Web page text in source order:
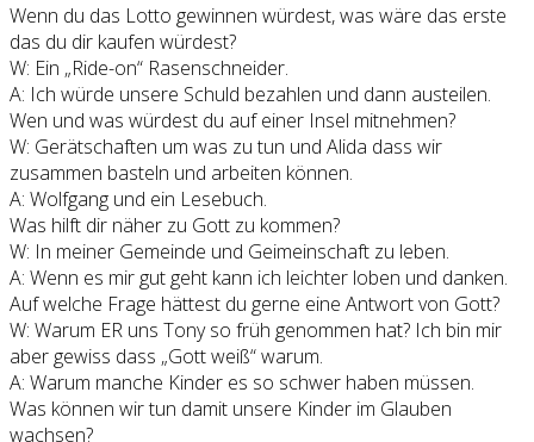
Wenn du das Lotto gewinnen würdest, was wäre das erste
das du dir kaufen würdest?
W: Ein „Ride-on“ Rasenschneider.
A: Ich würde unsere Schuld bezahlen und dann austeilen.
Wen und was würdest du auf einer Insel mitnehmen?
W: Gerätschaften um was zu tun und Alida dass wir
zusammen basteln und arbeiten können.
A: Wolfgang und ein Lesebuch.
Was hilft dir näher zu Gott zu kommen?
W: In meiner Gemeinde und Geimeinschaft zu leben.
A: Wenn es mir gut geht kann ich leichter loben und danken.
Auf welche Frage hättest du gerne eine Antwort von Gott?
W: Warum ER uns Tony so früh genommen hat? Ich bin mir
aber gewiss dass „Gott weiß“ warum.
A: Warum manche Kinder es so schwer haben müssen.
Was können wir tun damit unsere Kinder im Glauben
wachsen?